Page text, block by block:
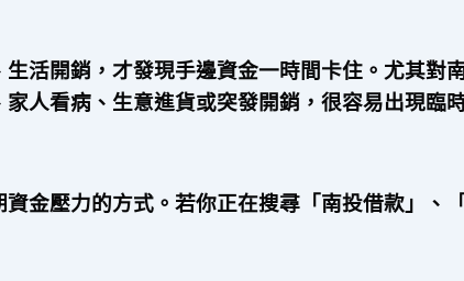
活開銷，才發現手邊資金一時間卡住。尤其對
人看病、生意進貨或突發開銷，很容易出現臨
金壓力的方式。若你正在搜尋「南投借款」、